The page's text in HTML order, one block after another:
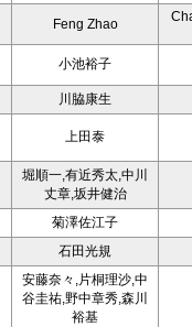
Feng Zhao
小池裕子
川脇康生
上田泰
堀順一,有近秀太,中川
丈章,坂井健治
菊澤佐江子
石田光規
安藤奈々,片桐理沙,中
谷圭祐,野中章秀,森川
裕基